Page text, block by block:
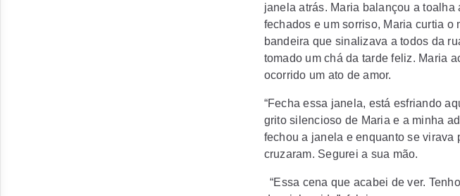
janela atrás. Maria balançou a
fechados e um sorriso, Maria curtia o
bandeira que sinalizava a todos da
tomado um chá da tarde feliz. Maria
ocorrido um ato de amor.
“Fecha essa janela, está esfriando
grito silencioso de Maria e a minha
fechou a janela e enquanto se virava
cruzaram. Segurei a sua mão.
“Essa cena que acabei de ver.